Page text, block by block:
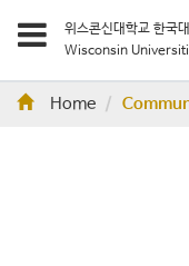
위스콘신대학교 한국
Wisconsin
Home